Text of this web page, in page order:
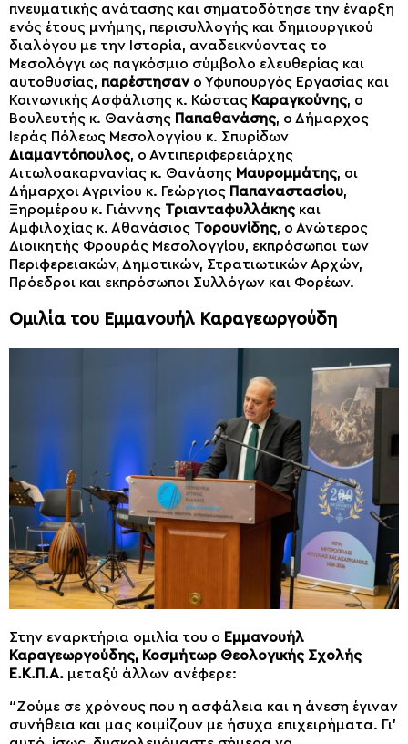
πνευματικής ανάτασης και σηματοδότησε την έναρξη
ενός έτους μνήμης, περισυλλογής και δημιουργικού
διαλόγου με την Ιστορία, αναδεικνύοντας το
Μεσολόγγι ως παγκόσμιο σύμβολο ελευθερίας και
αυτοθυσίας, παρέστησανο Υφυπουργός Εργασίας και
Κοινωνικής Ασφάλισης κ. Κώστας Καραγκούνης, ο
Βουλευτής κ. Θανάσης Παπαθανάσης, ο Δήμαρχος
Ιεράς Πόλεως Μεσολογγίου κ. Σπυρίδων
Διαμαντόπουλος, ο Αντιπεριφερειάρχης
Αιτωλοακαρνανίας κ. Θανάσης Μαυρομμάτης, οι
Δήμαρχοι Αγρινίου κ. Γεώργιος Παπαναστασίου,
Ξηρομέρου κ. Γιάννης Τριανταφυλλάκης και
Αμφιλοχίας κ. Αθανάσιος Τορουνίδης, ο Ανώτερος
Διοικητής Φρουράς Μεσολογγίου, εκπρόσωποι των
Περιφερειακών, Δημοτικών, Στρατιωτικών Αρχών,
Πρόεδροι και εκπρόσωποι Συλλόγων και Φορέων.
Ομιλία του Εμμανουήλ Καραγεωργούδη
Στην εναρκτήρια ομιλία του ο Εμμανουήλ
Καραγεωργούδης, Κοσμήτωρ Θεολογικής Σχολής
Ε.Κ.Π.Α. μεταξύ άλλων ανέφερε:
“Ζούμε σε χρόνους που η ασφάλεια και η άνεση έγιναν
συνήθεια και μας κοιμίζουν με ήσυχα επιχειρήματα. Γι’